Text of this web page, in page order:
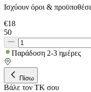
Ισχύουν όροι &
€18
50
Παράδοση 2-3 ημέρες
Πίσω
Βάλε τον ΤΚ σου